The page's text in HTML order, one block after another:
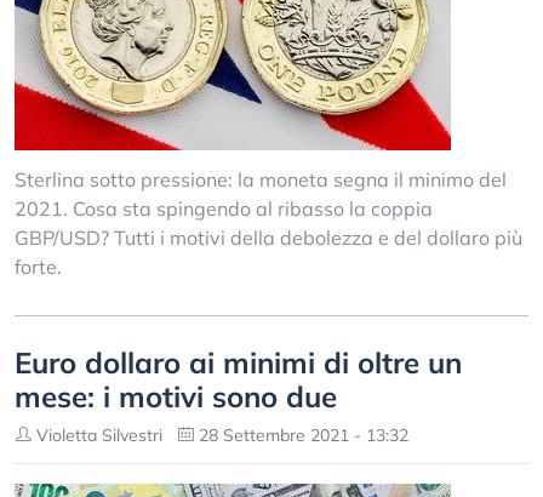
Sterlina sotto pressione: la moneta segna il minimo del
2021. Cosa sta spingendo al ribasso la coppia
GBP/USD? Tutti i motivi della debolezza e del dollaro più
forte.
Euro dollaro ai minimi di oltre un
mese: i motivi sono due
Violetta Silvestri 28 Settembre 2021 - 13:32